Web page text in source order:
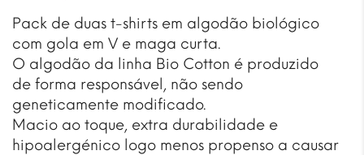
Pack de duas t-shirts em algodão biológico
com gola em V e maga curta.
O algodão da linha Bio Cotton é produzido
de forma responsável, não sendo
geneticamente modificado.
Macio ao toque, extra durabilidade e
hipoalergénico logo menos propenso a causar